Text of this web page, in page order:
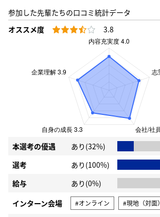
参加した先輩たちの口コミ統計データ
オススメ度
3.8
本選考の優遇
あり(32%)
選考
あり(100%)
給与
あり(0%)
インターン会場
#オンライン #現地（対面）